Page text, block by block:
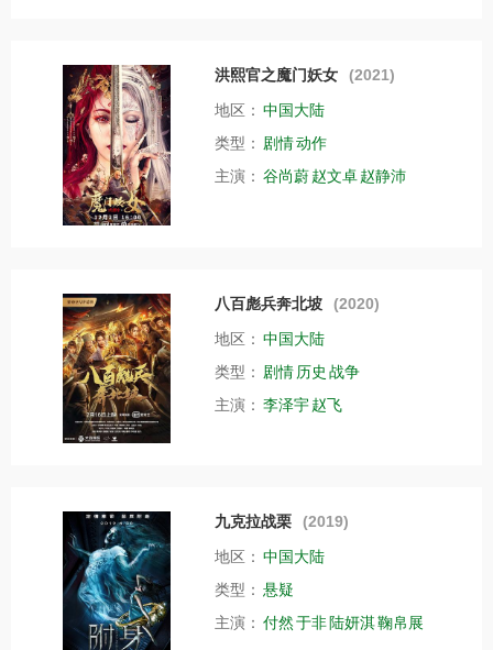
洪熙官之魔门妖女 (2021)
地区： 中国大陆
类型： 剧情动作
主演： 谷尚蔚赵文卓赵静沛
八百彪兵奔北坡 (2020)
地区： 中国大陆
类型： 剧情 历史 战争
主演： 李泽宇赵飞
九克拉战栗 (2019)
地区： 中国大陆
类型： 悬疑
主演： 付然于非 陆妍淇鞠帛展